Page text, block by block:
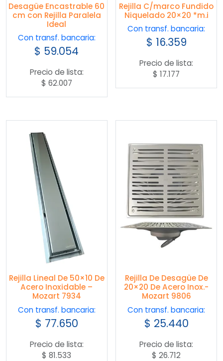
Desagüe Encastrable 60
cm con Rejilla Paralela
Ideal
Con transf. bancaria:
$ 59.054
Precio de lista:
$ 62.007
Rejilla C/marco Fundido
Niquelado 20×20 *m.i
Con transf. bancaria:
$ 16.359
Precio de lista:
$ 17.177
Rejilla Lineal De 50×10 De
Acero Inoxidable –
Mozart 7934
Con transf. bancaria:
$ 77.650
Precio de lista:
$ 81.533
Rejilla De Desagüe De
20×20 De Acero Inox.-
Mozart 9806
Con transf. bancaria:
$ 25.440
Precio de lista:
$ 26.712